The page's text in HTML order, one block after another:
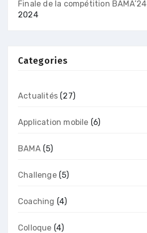
Finale de la compétition BAMA’24
2024
Categories
Actualités (27)
Application mobile (6)
BAMA (5)
Challenge(5)
Coaching (4)
Colloque (4)